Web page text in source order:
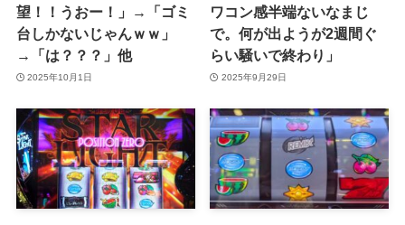
望！！うおー！」→「ゴミ
台しかないじゃんｗｗ」
→「は？？？」他
2025年10月1日
ワコン感半端ないなまじ
で。何が出ようが2週間ぐ
らい騒いで終わり」
2025年9月29日